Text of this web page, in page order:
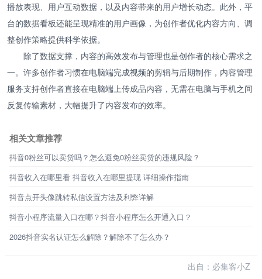
播放表现、用户互动数据，以及内容带来的用户增长动态。此外，平
台的数据看板还能呈现精准的用户画像，为创作者优化内容方向、调
整创作策略提供科学依据。
除了数据支撑，内容的高效发布与管理也是创作者的核心需求之
一。许多创作者习惯在电脑端完成视频的剪辑与后期制作，内容管理
服务支持创作者直接在电脑端上传成品内容，无需在电脑与手机之间
反复传输素材，大幅提升了内容发布的效率。
相关文章推荐
抖音0粉丝可以卖货吗？怎么避免0粉丝卖货的违规风险？
抖音收入在哪里看 抖音收入在哪里提现 详细操作指南
抖音点开头像跳转私信设置方法及利弊详解
抖音小程序流量入口在哪？抖音小程序怎么开通入口？
2026抖音实名认证怎么解除？解除不了怎么办？
出自：必集客小Z